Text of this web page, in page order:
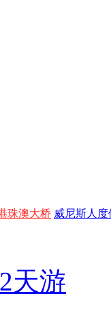
珠澳大桥 威尼斯人度
天游